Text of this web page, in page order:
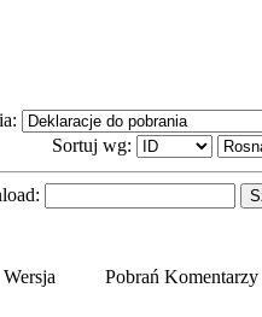
Sortuj wg:
Wersja Pobrań Komentarzy